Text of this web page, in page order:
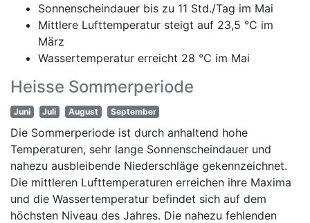
Sonnenscheindauer bis zu 11 Std./Tag im Mai
Mittlere Lufttemperatur steigt auf 23,5 °C im
März
Wassertemperatur erreicht 28 °C im Mai
Heisse Sommerperiode
Juni Juli August September
Die Sommerperiode ist durch anhaltend hohe
Temperaturen, sehr lange Sonnenscheindauer und
nahezu ausbleibende Niederschläge gekennzeichnet.
Die mittleren Lufttemperaturen erreichen ihre Maxima
und die Wassertemperatur befindet sich auf dem
höchsten Niveau des Jahres. Die nahezu fehlenden